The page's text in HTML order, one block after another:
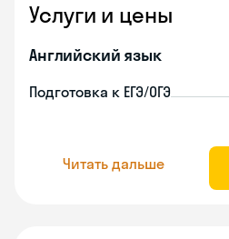
Услуги и цены
Английский язык
Подготовка к ЕГЭ/ОГЭ
Читать дальше